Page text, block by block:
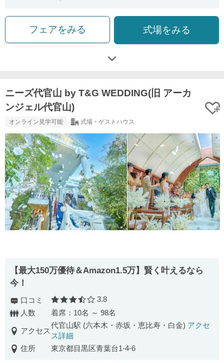
フェアをみる 式場をみる
ニーズ代官山 by T&G WEDDING(旧 アーカ
ンジェル代官山)
オンライン見学可能 式場・ゲストハウス
【最⼤150万優待＆Amazon1.5万】賢く叶えるなら
今！
口コミ 口コミ評価
3.8
人数
着席：10名 ～ 98名
アクセス
代官山駅 (六本木・赤坂・恵比寿・白金) アクセ
ス詳細
住所
東京都目黒区青葉台1-4-6